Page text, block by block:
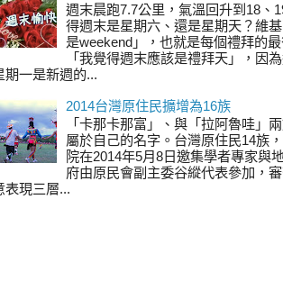
週末晨跑7.7公里，氣溫回升到18、
得週末是星期六、還是星期天？維
是weekend」，也就是每個禮拜的
「我覺得週末應該是禮拜天」，因
期一是新週的...
2014台灣原住民擴增為16族
「卡那卡那富」、與「拉阿魯哇」
屬於自己的名字。台灣原住民14族
院在2014年5月8日邀集學者專家與
府由原民會副主委谷縱代表參加，
表現三層...